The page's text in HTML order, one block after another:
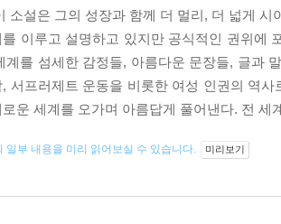
소설은 그의 성장과 함께 더 멀리, 더 넓게
를 이루고 설명하고 있지만 공식적인 권위에
계를 섬세한 감정들, 아름다운 문장들, 글과
, 서프러제트 운동을 비롯한 여성 인권의 역
로운 세계를 오가며 아름답게 풀어낸다. 전 세
일부 내용을 미리 읽어보실 수 있습니다. 미리보기